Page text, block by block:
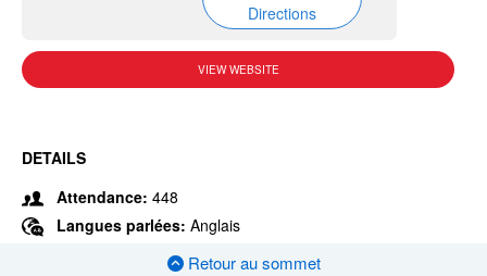
Directions
VIEW WEBSITE
DETAILS
Attendance: 448
Langues parlées: Anglais
Retour au sommet